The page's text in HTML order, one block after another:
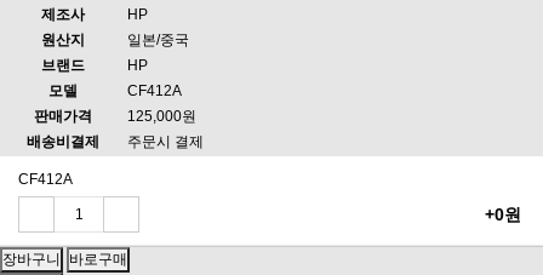
제조사
HP
원산지
일본/중국
브랜드
HP
모델
CF412A
판매가격
125,000원
배송비결제
주문시 결제
CF412A
+0원